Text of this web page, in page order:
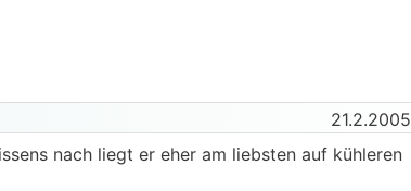
21.2.2005
nach liegt er eher am liebsten auf kühleren